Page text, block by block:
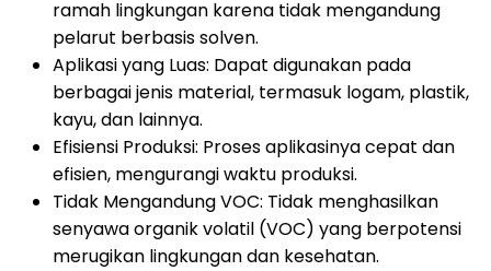
ramah lingkungan karena tidak mengandung
pelarut berbasis solven.
Aplikasi yang Luas: Dapat digunakan pada
berbagai jenis material, termasuk logam, plastik,
kayu, dan lainnya.
Efisiensi Produksi: Proses aplikasinya cepat dan
efisien, mengurangi waktu produksi.
Tidak Mengandung VOC: Tidak menghasilkan
senyawa organik volatil (VOC) yang berpotensi
merugikan lingkungan dan kesehatan.